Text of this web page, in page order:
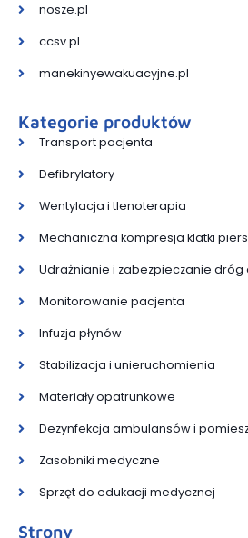
nosze.pl
ccsv.pl
manekinyewakuacyjne.pl
Kategorie produktów
Transport pacjenta
Defibrylatory
Wentylacja i tlenoterapia
Mechaniczna kompresja klatki
Udrażnianie i zabezpieczanie
Monitorowanie pacjenta
Infuzja płynów
Stabilizacja i unieruchomienia
Materiały opatrunkowe
Dezynfekcja ambulansów i
Zasobniki medyczne
Sprzęt do edukacji medycznej
Strony